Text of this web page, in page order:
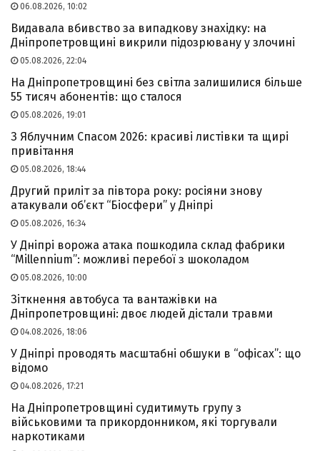
06.08.2026, 10:02
Видавала вбивство за випадкову знахідку: на
Дніпропетровщині викрили підозрювану у злочині
05.08.2026, 22:04
На Дніпропетровщині без світла залишилися більше
55 тисяч абонентів: що сталося
05.08.2026, 19:01
З Яблучним Спасом 2026: красиві листівки та щирі
привітання
05.08.2026, 18:44
Другий приліт за півтора року: росіяни знову
атакували об’єкт “Біосфери” у Дніпрі
05.08.2026, 16:34
У Дніпрі ворожа атака пошкодила склад фабрики
“Millennium”: можливі перебої з шоколадом
05.08.2026, 10:00
Зіткнення автобуса та вантажівки на
Дніпропетровщині: двоє людей дістали травми
04.08.2026, 18:06
У Дніпрі проводять масштабні обшуки в “офісах”: що
відомо
04.08.2026, 17:21
На Дніпропетровщині судитимуть групу з
військовими та прикордонником, які торгували
наркотиками